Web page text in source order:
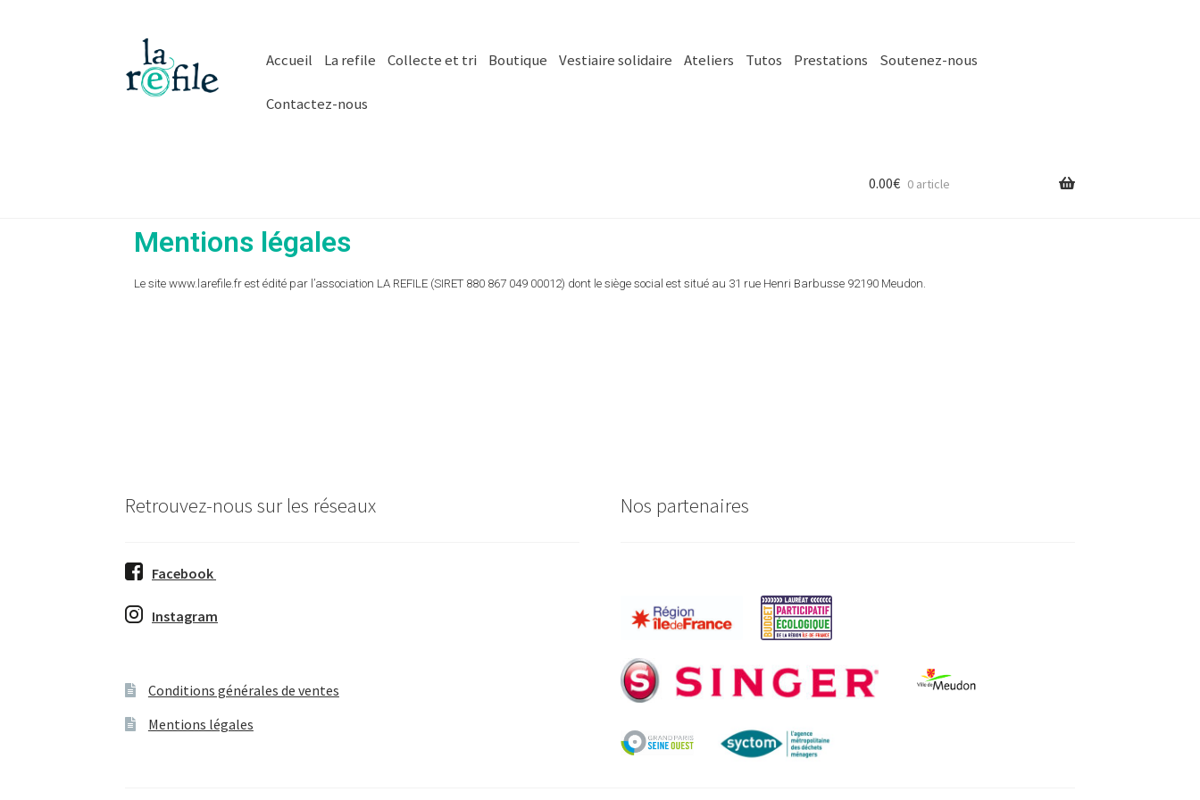
Accueil La refile Collecte et tri Boutique Vestiaire solidaire Ateliers Tutos Prestations Soutenez-nous
Contactez-nous
0.00€ 0 article
Mentions légales
Le site www.larefile.fr est édité par l’association LA REFILE (SIRET 880 867 049 00012) dont le siège social est situé au 31 rue Henri Barbusse 92190 Meudon.
Retrouvez-nous sur les réseaux
Facebook
Instagram
Conditions générales de ventes
Mentions légales
Nos partenaires